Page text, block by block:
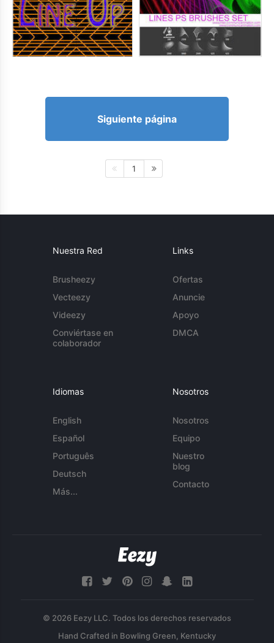
Siguiente página
1
Nuestra Red
Brusheezy
Vecteezy
Videezy
Conviértase en
colaborador
Links
Ofertas
Anuncie
Apoyo
DMCA
Idiomas
English
Español
Português
Deutsch
Más...
Nosotros
Nosotros
Equipo
Nuestro
blog
Contacto
© 2026 Eezy LLC. Todos los derechos reservados